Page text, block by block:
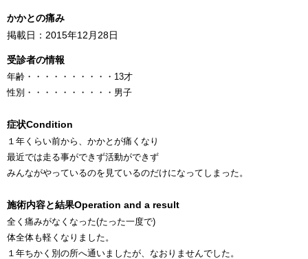
かかとの痛み
掲載日：2015年12月28日
受診者の情報
年齢 ・・・・・・・・・・ 13才
性別 ・・・・・・・・・・ 男子
症状Condition
１年くらい前から、かかとが痛くなり
最近では走る事ができず活動ができず
みんながやっているのを見ているのだけになってしまった。
施術内容と結果Operation and a result
全く痛みがなくなった(たった一度で)
体全体も軽くなりました。
１年ちかく別の所へ通いましたが、なおりませんでした。